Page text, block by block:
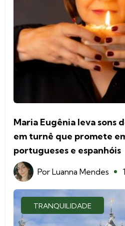
Maria Eugênia leva sons
em turnê que promete
portugueses e espanhóis
Por Luanna Mendes
TRANQUILIDADE